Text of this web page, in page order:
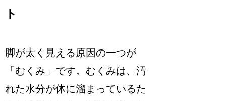
ト
脚が太く見える原因の一つが
「むくみ」です。むくみは、汚
れた水分が体に溜まっているた